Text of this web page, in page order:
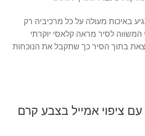
באיכות מעולה על כל מרכיביה רק
לסיר מראה קלאסי יוקרתי
בתוך הסיר כך שתקבל את הנוכחות
עם ציפוי אמייל בצבע קרם